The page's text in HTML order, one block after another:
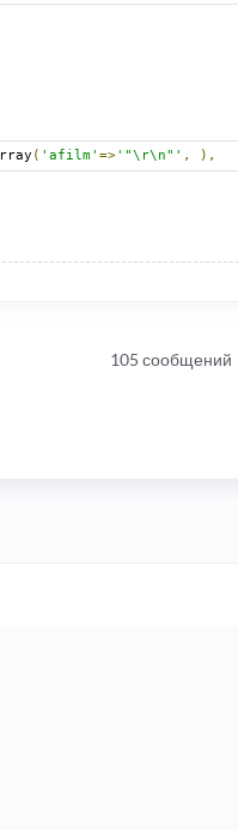
( 'afilm' =>'"\r\n"' , ),
105 сообщений